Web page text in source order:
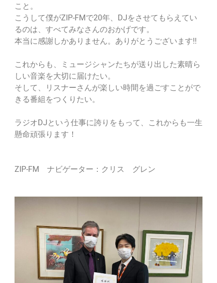
こと。
こうして僕がZIP-FMで20年、DJをさせてもらえてい
るのは、すべてみなさんのおかげです。
本当に感謝しかありません。ありがとうございます!!
これからも、ミュージシャンたちが送り出した素晴ら
しい音楽を大切に届けたい。
そして、リスナーさんが楽しい時間を過ごすことがで
きる番組をつくりたい。
ラジオDJという仕事に誇りをもって、これからも一生
懸命頑張ります！
ZIP-FM ナビゲーター：クリス グレン